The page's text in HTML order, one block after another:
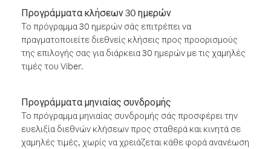
Προγράμματα κλήσεων 30 ημερών
Το πρόγραμμα 30 ημερών σάς επιτρέπει να
πραγματοποιείτε διεθνείς κλήσεις προς προορισμούς
της επιλογής σας για διάρκεια 30 ημερών με τις χαμηλές
τιμές του Viber.
Προγράμματα μηνιαίας συνδρομής
Το πρόγραμμα μηνιαίας συνδρομής σάς προσφέρει την
ευελιξία διεθνών κλήσεων προς σταθερά και κινητά σε
χαμηλές τιμές, χωρίς να χρειάζεται κάθε φορά ανανέωση